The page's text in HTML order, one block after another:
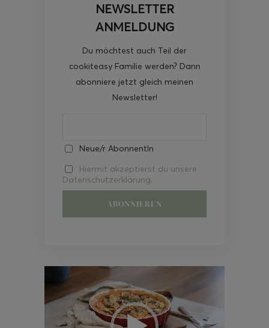
NEWSLETTER
ANMELDUNG
Du möchtest auch Teil der
cookiteasy Familie werden? Dann
abonniere jetzt gleich meinen
Newsletter!
Neue/r AbonnentIn
Hiermit akzeptierst du unsere
Datenschutzerklärung.
Video-